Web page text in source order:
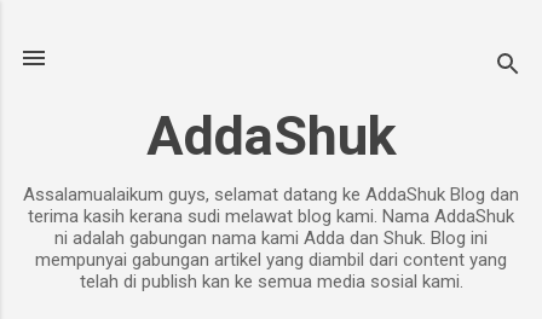
AddaShuk
Assalamualaikum guys, selamat datang ke AddaShuk Blog dan
terima kasih kerana sudi melawat blog kami. Nama AddaShuk
ni adalah gabungan nama kami Adda dan Shuk. Blog ini
mempunyai gabungan artikel yang diambil dari content yang
telah di publish kan ke semua media sosial kami.